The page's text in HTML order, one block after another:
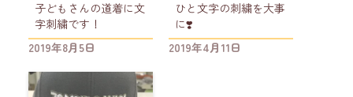
子どもさんの道着に文
字刺繍です！
2019年8月5日
ひと文字の刺繍を大事
に❣️
2019年4月11日